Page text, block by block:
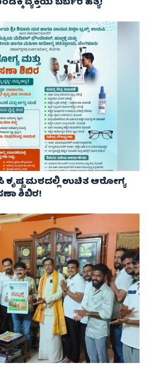
ಕೃಷ್ಣ ಮಠದಲ್ಲಿ ಉಚಿತ ಆರೋಗ್ಯ
ಶಿಬಿರ!